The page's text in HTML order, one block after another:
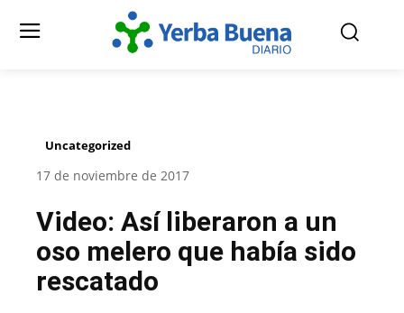
Uncategorized
17 de noviembre de 2017
Video: Así liberaron a un
oso melero que había sido
rescatado